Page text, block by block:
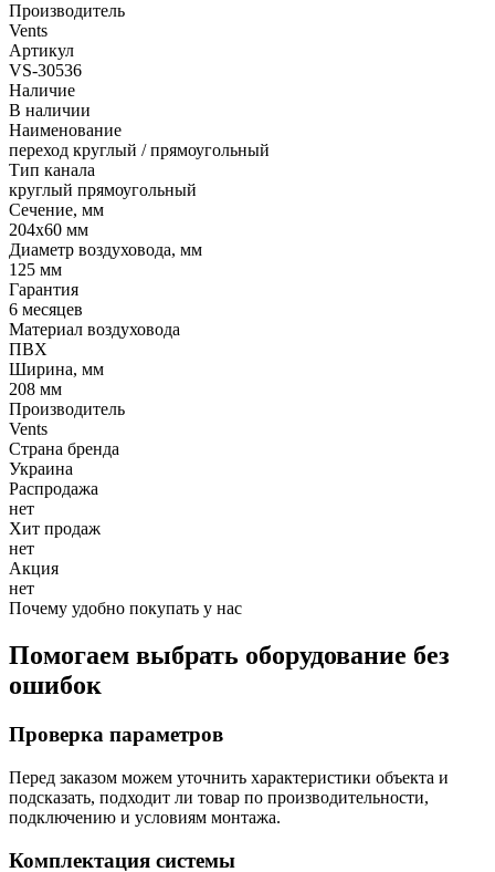
Производитель
Vents
Артикул
VS-30536
Наличие
В наличии
Наименование
переход круглый / прямоугольный
Тип канала
круглый прямоугольный
Сечение, мм
204x60 мм
Диаметр воздуховода, мм
125 мм
Гарантия
6 месяцев
Материал воздуховода
ПВХ
Ширина, мм
208 мм
Производитель
Vents
Страна бренда
Украина
Распродажа
нет
Хит продаж
нет
Акция
нет
Почему удобно покупать у нас
Помогаем выбрать оборудование без
ошибок
Проверка параметров
Перед заказом можем уточнить характеристики объекта и
подсказать, подходит ли товар по производительности,
подключению и условиям монтажа.
Комплектация системы